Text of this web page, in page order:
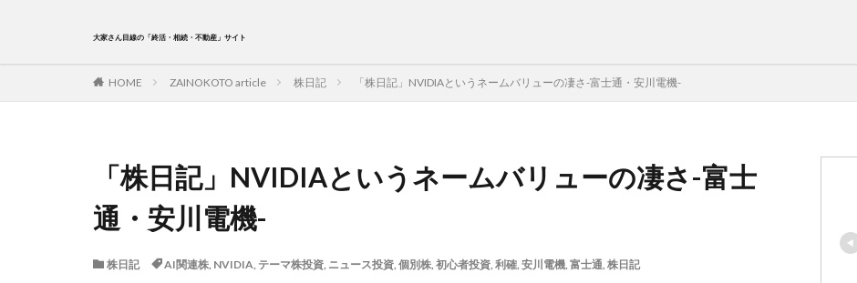
大家さん目線の「終活・相続・不動産」サイト
HOME ZAINOKOTO article 株日記 「株日記」NVIDIAというネームバリューの凄さ-富士通・安川電機-
「株日記」NVIDIAというネームバリューの凄さ-富士
通・安川電機-
株日記 AI関連株, NVIDIA, テーマ株投資, ニュース投資, 個別株, 初心者投資, 利確, 安川電機, 富士通, 株日記